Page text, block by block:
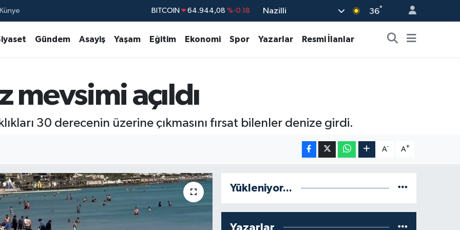
DOLAR 47,7436 %0.18
BİST100
BITCOIN 64.944,08
Nazilli 36°
Gündem Asayiş Yaşam Eğitim Ekonomi Spor Yazarlar Resmi İlanlar
açıldı
30 derecenin üzerine çıkmasını fırsat bilenler denize girdi.
A- A+
Yükleniyor...
Yazarlar